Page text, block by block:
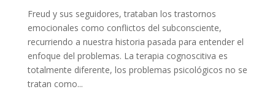
Freud y sus seguidores, trataban los trastornos
emocionales como conflictos del subconsciente,
recurriendo a nuestra historia pasada para entender el
enfoque del problemas. La terapia cognoscitiva es
totalmente diferente, los problemas psicológicos no se
tratan como...